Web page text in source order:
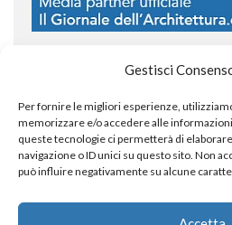
Gestisci
Per fornire le migliori esperienze,
memorizzare e/o accedere alle
queste tecnologie ci permetterà di
navigazione o ID unici su questo sito. Non
può influire negativamente su alcune
©
SOCIAL